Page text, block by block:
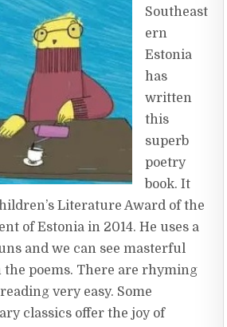
Southeast
ern
Estonia
has
written
this
superb
poetry
book. It
Literature Award of the
of Estonia in 2014. He uses a
and we can see masterful
the poems. There are rhyming
very easy. Some
classics offer the joy of